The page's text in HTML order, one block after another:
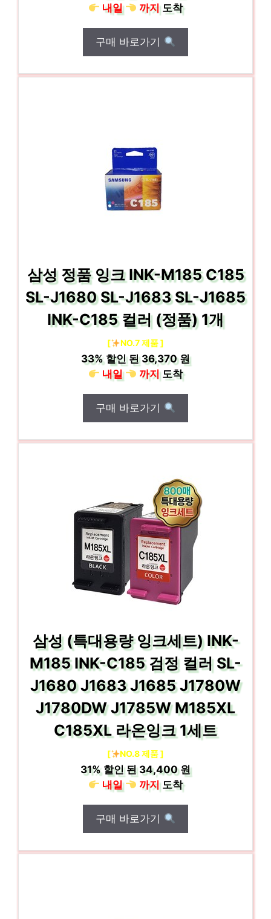
내일
까지도착
구매 바로가기
삼성 정품 잉크 INK-M185 C185
SL-J1680 SL-J1683 SL-J1685
INK-C185 컬러 (정품) 1개
[ NO.7 제품 ]
33%할인 된36,370 원
내일
까지도착
구매 바로가기
삼성 (특대용량 잉크세트) INK-
M185 INK-C185 검정 컬러 SL-
J1680 J1683 J1685 J1780W
J1780DW J1785W M185XL
C185XL 라온잉크 1세트
[ NO.8 제품 ]
31%할인 된34,400 원
내일
까지도착
구매 바로가기